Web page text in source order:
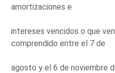
amortizaciones e
intereses vencidos o que
comprendido entre el 7 de
agosto y el 6 de noviembre